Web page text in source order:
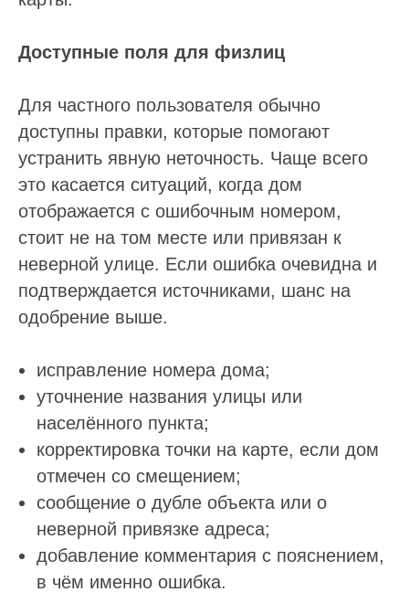
Доступные поля для физлиц
Для частного пользователя обычно
доступны правки, которые помогают
устранить явную неточность. Чаще всего
это касается ситуаций, когда дом
отображается с ошибочным номером,
стоит не на том месте или привязан к
неверной улице. Если ошибка очевидна и
подтверждается источниками, шанс на
одобрение выше.
исправление номера дома;
уточнение названия улицы или
населённого пункта;
корректировка точки на карте, если дом
отмечен со смещением;
сообщение о дубле объекта или о
неверной привязке адреса;
добавление комментария с пояснением,
в чём именно ошибка.